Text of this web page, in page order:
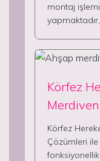
montaj
Körfez
Körfez
Çözümleri
fonksiyonellik